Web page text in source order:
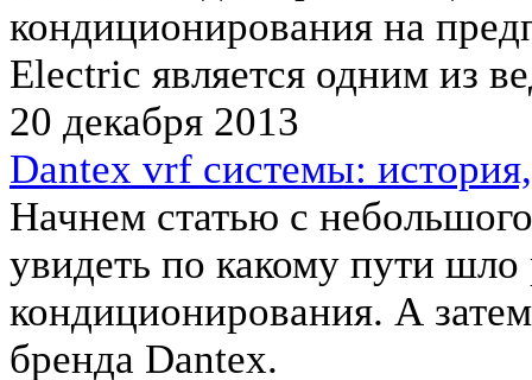
кондиционирования на
Electric является одним из
20 декабря 2013
Dantex vrf системы:
Начнем статью с
увидеть по какому пути
кондиционирования. А
бренда Dantex.